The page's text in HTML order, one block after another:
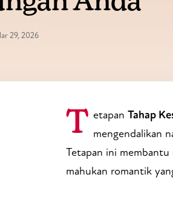
29, 2026
Tetapan Tahap
mengendalikan
Tetapan ini membantu
mahukan romantik